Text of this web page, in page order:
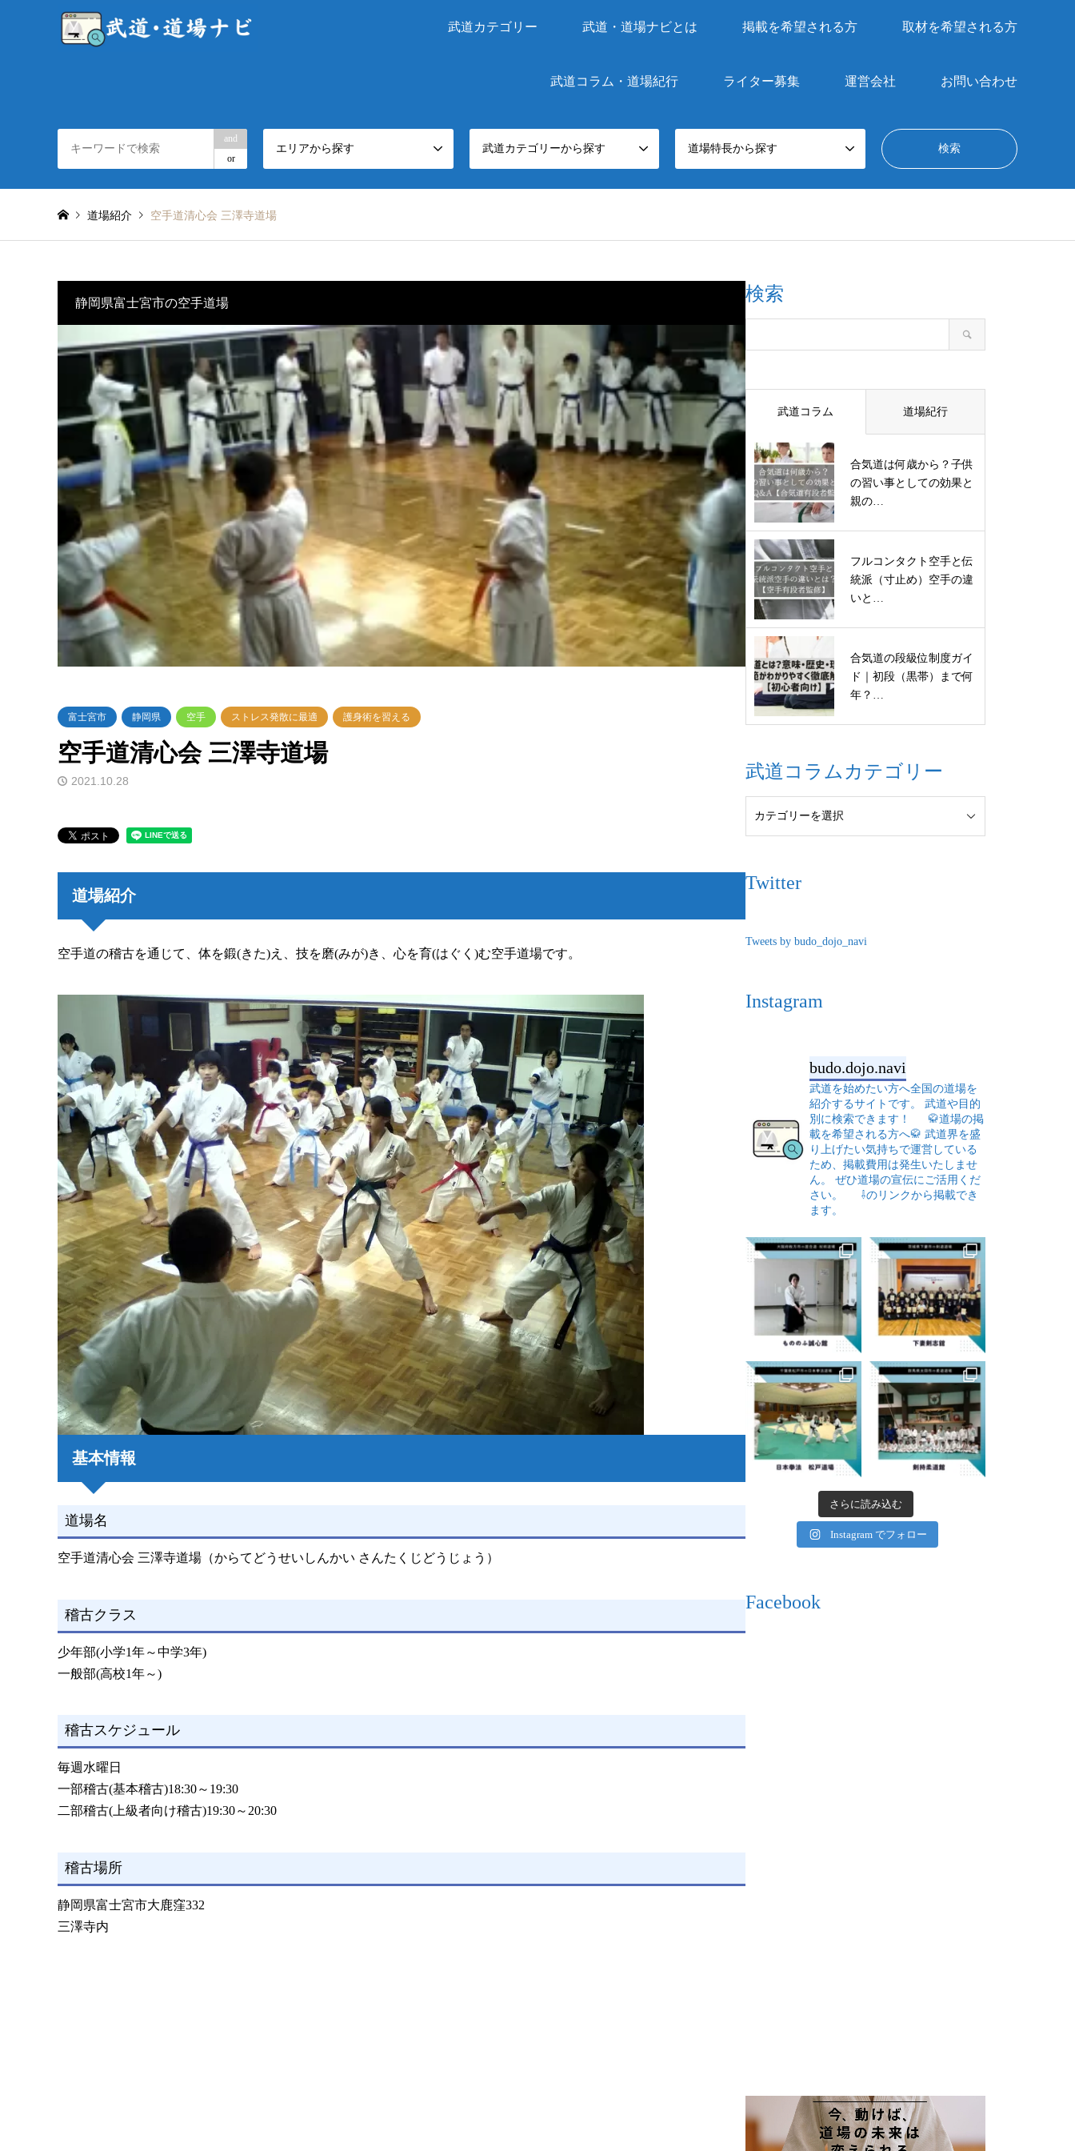
武道カテゴリー 武道・道場ナビとは 掲載を希望される方 取材を希望される方
武道コラム・道場紀行 ライター募集 運営会社 お問い合わせ
and
or
エリアから探す 武道カテゴリーから探す 道場特長から探す
道場紹介 空手道清心会 三澤寺道場
静岡県富士宮市の空手道場
富士宮市 静岡県 空手 ストレス発散に最適 護身術を習える
空手道清心会 三澤寺道場
2021.10.28
道場紹介
空手道の稽古を通じて、体を鍛(きた)え、技を磨(みが)き、心を育(はぐく)む空手道場です。
基本情報
道場名
空手道清心会 三澤寺道場（からてどうせいしんかい さんたくじどうじょう）
稽古クラス
少年部(小学1年～中学3年)
一般部(高校1年～)
稽古スケジュール
毎週水曜日
一部稽古(基本稽古)18:30～19:30
二部稽古(上級者向け稽古)19:30～20:30
稽古場所
静岡県富士宮市大鹿窪332
三澤寺内
検索
武道コラム 道場紀行
合気道は何歳から？子供
の習い事としての効果と
親の…
フルコンタクト空手と伝
統派（寸止め）空手の違
いと…
合気道の段級位制度ガイ
ド｜初段（黒帯）まで何
年？…
武道コラムカテゴリー
Twitter
Tweets by budo_dojo_navi
Instagram
budo.dojo.navi
武道を始めたい方へ全国の道場を
紹介するサイトです。
武道や目的
別に検索できます！
🥋道場の掲
載を希望される方へ🥋 武道界を盛
り上げたい気持ちで運営している
ため、掲載費用は発生いたしませ
ん。
ぜひ道場の宣伝にご活用くだ
さい。
⇩のリンクから掲載でき
ます。
さらに読み込む
Instagram でフォロー
Facebook